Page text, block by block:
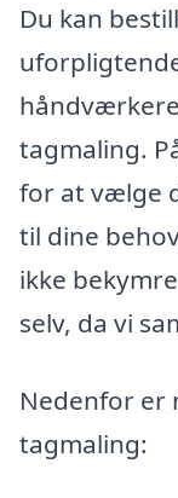
Du kan
tagmaling.
for at vælge
til dine
ikke
selv, da vi
Nedenfor er
tagmaling: